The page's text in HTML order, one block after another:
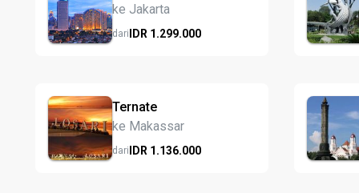
ke Jakarta
dariIDR 1.299.000
Ternate
ke Makassar
dariIDR 1.136.000